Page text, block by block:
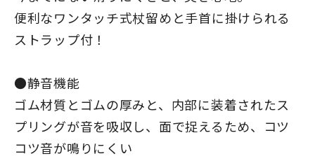
便利なワンタッチ式杖留めと手首に掛けられる
ストラップ付！
●静音機能
ゴム材質とゴムの厚みと、内部に装着されたス
プリングが音を吸収し、面で捉えるため、コツ
コツ音が鳴りにくい